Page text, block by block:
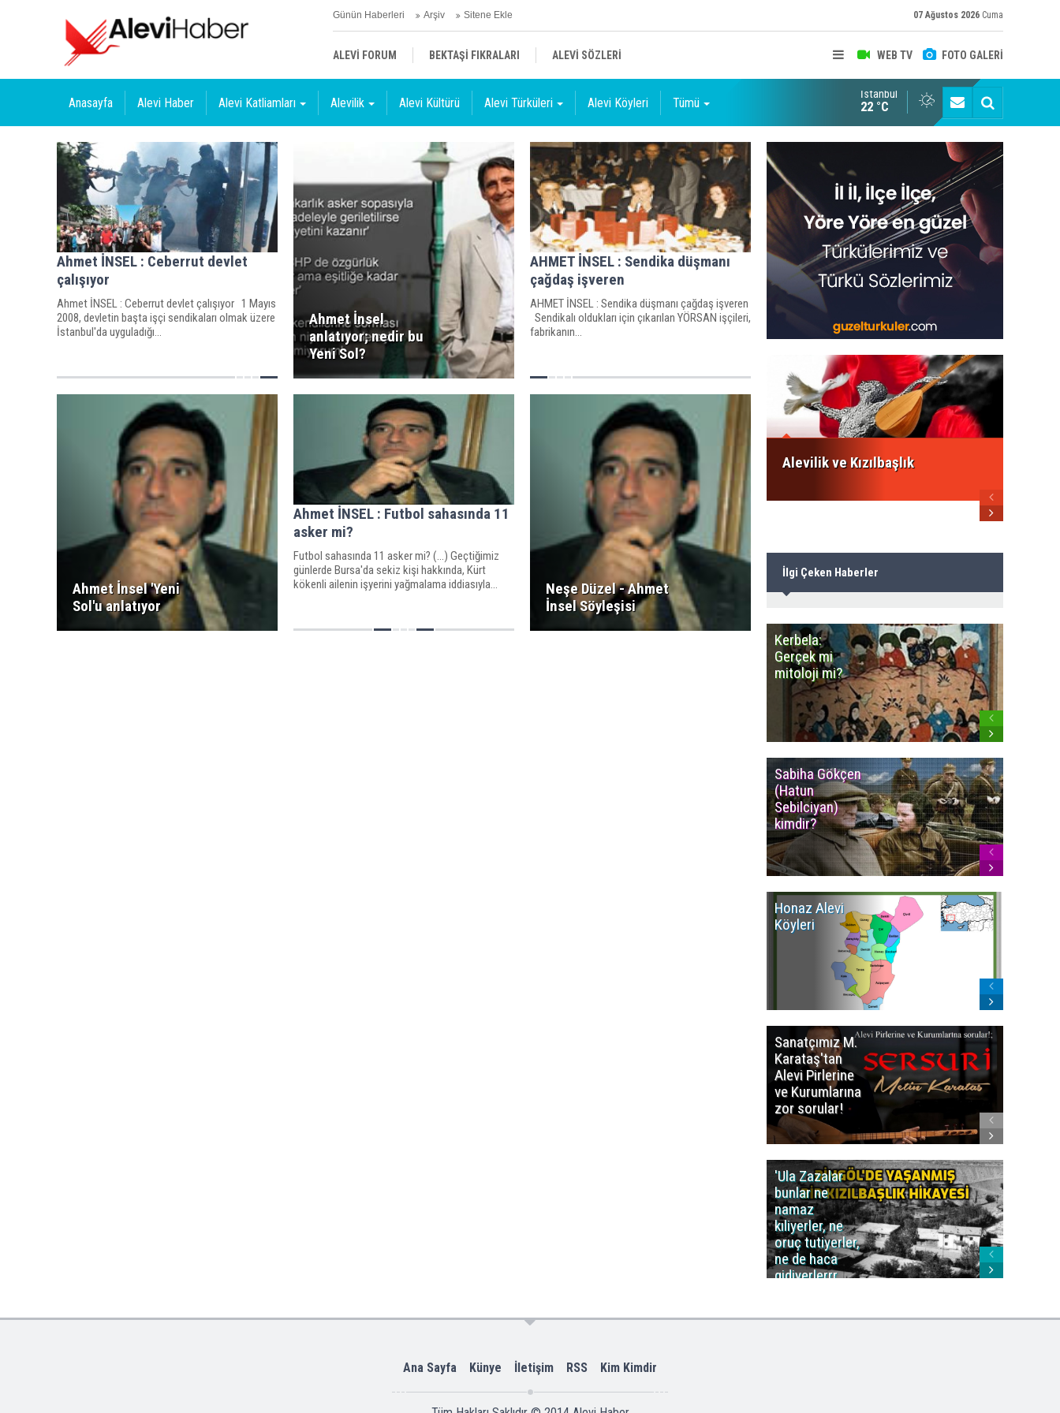
Günün Haberleri Arşiv Sitene Ekle 07 Ağustos 2026 Cuma
WEB TV FOTO GALERİ
ALEVİ FORUM BEKTAŞİ FIKRALARI ALEVİ SÖZLERİ
Anasayfa Alevi Haber Alevi Katliamları Alevilik Alevi Kültürü Alevi Türküleri Alevi Köyleri Tümü
İstanbul
22 °C
Ahmet İNSEL : Ceberrut devlet
çalışıyor
Ahmet İNSEL : Ceberrut devlet çalışıyor 1 Mayıs
2008, devletin başta işçi sendikaları olmak üzere
İstanbul'da uyguladığı...
Ahmet İnsel
anlatıyor; nedir bu
Yeni Sol?
AHMET İNSEL : Sendika düşmanı
çağdaş işveren
AHMET İNSEL : Sendika düşmanı çağdaş işveren
Sendikalı oldukları için çıkarılan YÖRSAN işçileri,
fabrikanın...
Ahmet İnsel 'Yeni
Sol'u anlatıyor
Ahmet İNSEL : Futbol sahasında 11
asker mi?
Futbol sahasında 11 asker mi? (...) Geçtiğimiz
günlerde Bursa'da sekiz kişi hakkında, Kürt
kökenli ailenin işyerini yağmalama iddiasıyla...
Neşe Düzel - Ahmet
İnsel Söyleşisi
Alevilik ve Kızılbaşlık
İlgi Çeken Haberler
Kerbela:
Gerçek mi
mitoloji mi?
Sabiha Gökçen
(Hatun
Sebilciyan)
kimdir?
Honaz Alevi
Köyleri
Sanatçımız M.
Karataş'tan
Alevi Pirlerine
ve Kurumlarına
zor sorular!
'Ula Zazalar
bunlar ne
namaz
kıliyerler, ne
oruç tutiyerler,
ne de haca
gidiyerlerrr
Ana Sayfa Künye İletişim RSS Kim Kimdir